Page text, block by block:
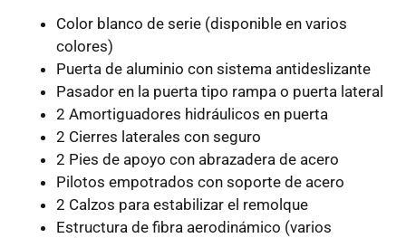
Color blanco de serie (disponible en varios
colores)
Puerta de aluminio con sistema antideslizante
Pasador en la puerta tipo rampa o puerta lateral
2 Amortiguadores hidráulicos en puerta
2 Cierres laterales con seguro
2 Pies de apoyo con abrazadera de acero
Pilotos empotrados con soporte de acero
2 Calzos para estabilizar el remolque
Estructura de fibra aerodinámico (varios